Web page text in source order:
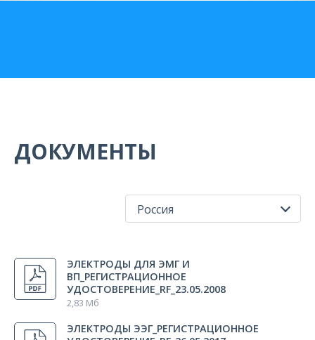
ДОКУМЕНТЫ
Россия
Россия
ЭЛЕКТРОДЫ ДЛЯ ЭМГ И
ВП_РЕГИСТРАЦИОННОЕ
УДОСТОВЕРЕНИЕ_RF_23.05.2008
2,83 Мб
ЭЛЕКТРОДЫ ЭЭГ_РЕГИСТРАЦИОННОЕ